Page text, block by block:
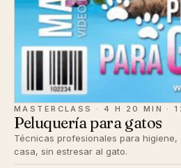
MASTERCLASS · 4 H 20 MIN ·
Peluquería para gatos
Técnicas profesionales para
casa, sin estresar al gato.